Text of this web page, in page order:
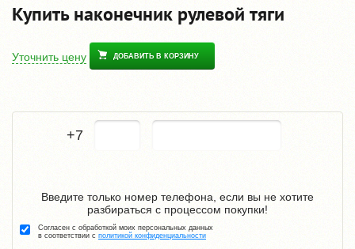
Купить наконечник рулевой тяги
Уточнить цену ДОБАВИТЬ В КОРЗИНУ
+7
Введите только номер телефона, если вы не хотите
разбираться с процессом покупки!
Согласен с обработкой моих персональных данных
в соответствии с политикой конфиденциальности